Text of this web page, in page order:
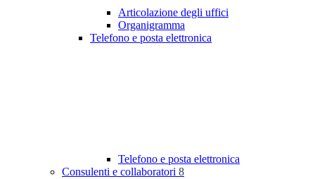
Articolazione degli uffici
Organigramma
Telefono e posta elettronica
Telefono e posta elettronica
Consulenti e collaboratori 8